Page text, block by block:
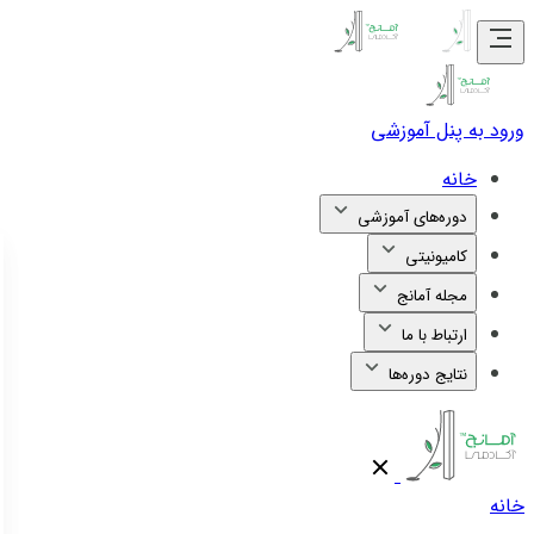
ورود به پنل آموزشی
خانه
دوره‌های آموزشی
کامیونیتی
مجله آمانج
ارتباط با ما
نتایج دوره‌ها
خانه